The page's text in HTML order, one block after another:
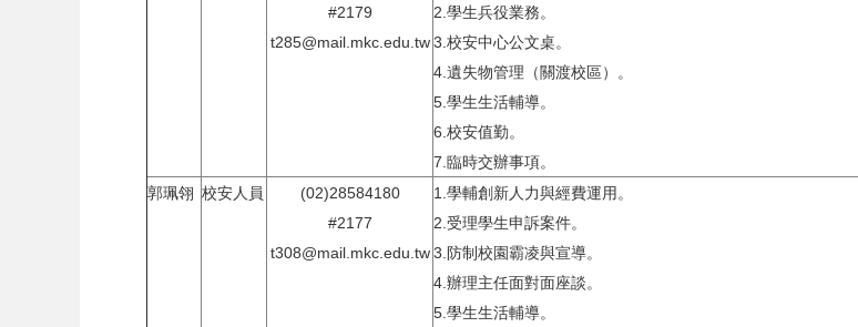
#2179
t285@mail.mkc.edu.tw
2.學生兵役業務。
3.校安中心公文桌。
4.遺失物管理（關渡校區）。
5.學生生活輔導。
6.校安值勤。
7.臨時交辦事項。
郭珮翎 校安人員
(02)28584180
#2177
t308@mail.mkc.edu.tw
1.學輔創新人力與經費運用。
2.受理學生申訴案件。
3.防制校園霸凌與宣導。
4.辦理主任面對面座談。
5.學生生活輔導。